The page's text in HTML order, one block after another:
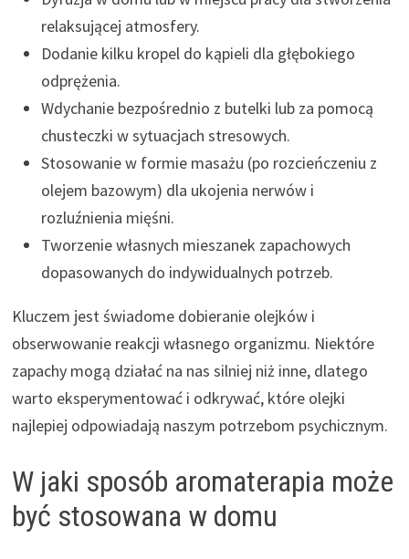
relaksującej atmosfery.
Dodanie kilku kropel do kąpieli dla głębokiego
odprężenia.
Wdychanie bezpośrednio z butelki lub za pomocą
chusteczki w sytuacjach stresowych.
Stosowanie w formie masażu (po rozcieńczeniu z
olejem bazowym) dla ukojenia nerwów i
rozluźnienia mięśni.
Tworzenie własnych mieszanek zapachowych
dopasowanych do indywidualnych potrzeb.
Kluczem jest świadome dobieranie olejków i
obserwowanie reakcji własnego organizmu. Niektóre
zapachy mogą działać na nas silniej niż inne, dlatego
warto eksperymentować i odkrywać, które olejki
najlepiej odpowiadają naszym potrzebom psychicznym.
W jaki sposób aromaterapia może
być stosowana w domu